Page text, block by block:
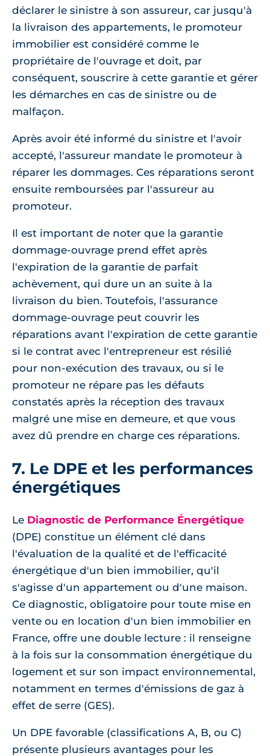
déclarer le sinistre à son assureur, car jusqu'à
la livraison des appartements, le promoteur
immobilier est considéré comme le
propriétaire de l'ouvrage et doit, par
conséquent, souscrire à cette garantie et gérer
les démarches en cas de sinistre ou de
malfaçon.
Après avoir été informé du sinistre et l'avoir
accepté, l'assureur mandate le promoteur à
réparer les dommages. Ces réparations seront
ensuite remboursées par l'assureur au
promoteur.
Il est important de noter que la garantie
dommage-ouvrage prend effet après
l'expiration de la garantie de parfait
achèvement, qui dure un an suite à la
livraison du bien. Toutefois, l'assurance
dommage-ouvrage peut couvrir les
réparations avant l'expiration de cette garantie
si le contrat avec l'entrepreneur est résilié
pour non-exécution des travaux, ou si le
promoteur ne répare pas les défauts
constatés après la réception des travaux
malgré une mise en demeure, et que vous
avez dû prendre en charge ces réparations.
7. Le DPE et les performances
énergétiques
Le Diagnostic de Performance Énergétique
(DPE) constitue un élément clé dans
l'évaluation de la qualité et de l'efficacité
énergétique d'un bien immobilier, qu'il
s'agisse d'un appartement ou d'une maison.
Ce diagnostic, obligatoire pour toute mise en
vente ou en location d'un bien immobilier en
France, offre une double lecture : il renseigne
à la fois sur la consommation énergétique du
logement et sur son impact environnemental,
notamment en termes d'émissions de gaz à
effet de serre (GES).
Un DPE favorable (classifications A, B, ou C)
présente plusieurs avantages pour les